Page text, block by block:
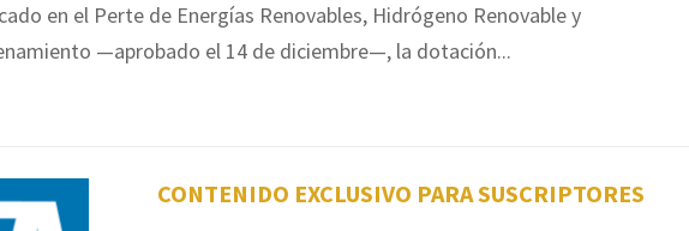
en el Perte de Energías Renovables, Hidrógeno Renovable y
—aprobado el 14 de diciembre—, la dotación...
CONTENIDO EXCLUSIVO PARA SUSCRIPTORES